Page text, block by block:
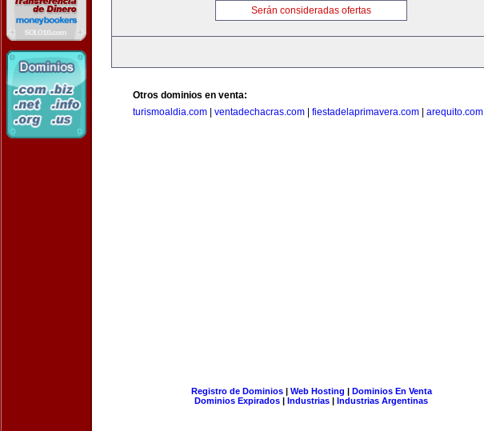
Serán consideradas ofertas
Otros dominios en venta:
turismoaldia.com
ventadechacras.com fiestadelaprimavera.com arequito.com
Registro de Dominios| Web Hosting | Dominios En Venta
Dominios Expirados | Industrias | Industrias Argentinas